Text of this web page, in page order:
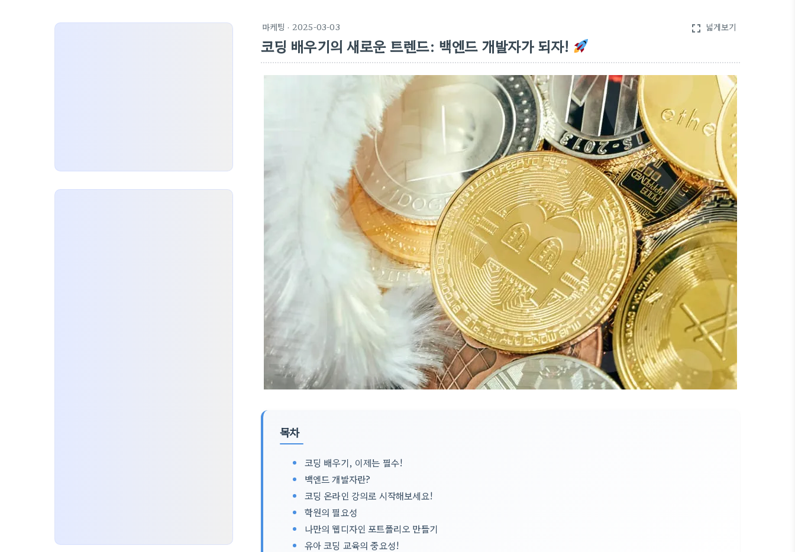
마케팅 · 2025-03-03 fullscreen 넓게보기
코딩 배우기의 새로운 트렌드: 백엔드 개발자가 되자!
목차
코딩 배우기, 이제는 필수!
백엔드 개발자란?
코딩 온라인 강의로 시작해보세요!
학원의 필요성
나만의 웹디자인 포트폴리오 만들기
유아 코딩 교육의 중요성!